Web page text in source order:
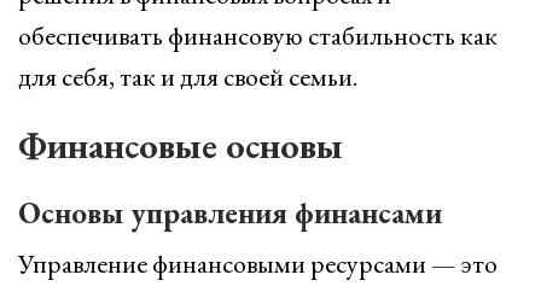
обеспечивать финансовую стабильность как
для себя, так и для своей семьи.
Финансовые основы
Основы управления финансами
Управление финансовыми ресурсами — это